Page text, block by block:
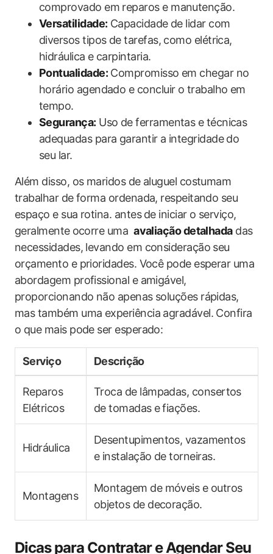
comprovado em reparos e manutenção.
Versatilidade: Capacidade de lidar com
diversos tipos de tarefas, como elétrica,
hidráulica e carpintaria.
Pontualidade:Compromisso em chegar no
horário agendado e concluir o trabalho em
tempo.
Segurança: Uso de​ ferramentas e técnicas
adequadas para garantir a integridade do
seu‍ lar.
Além disso, os maridos de‍ aluguel costumam
trabalhar de forma ordenada, respeitando ‍seu
espaço e sua rotina.‌ antes ⁢de iniciar o serviço,
geralmente⁣ ocorre uma ​avaliação detalhadadas
necessidades, levando em consideração seu
orçamento e prioridades. Você pode esperar uma
abordagem profissional e amigável,
proporcionando não ​apenas soluções rápidas,
mas também uma ‌experiência agradável. Confira
o que mais pode ser esperado:
Serviço Descrição
Reparos
Elétricos
Troca de lâmpadas, consertos
de tomadas ⁤e fiações.
Hidráulica
Desentupimentos, vazamentos
e instalação de torneiras.
Montagens
Montagem de móveis e outros
objetos de decoração.
Dicas para Contratar e Agendar Seu